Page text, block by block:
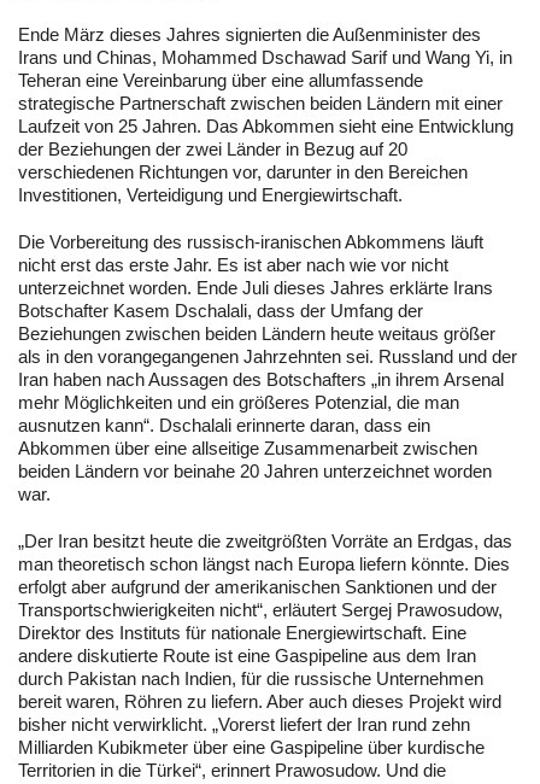
Ende März dieses Jahres signierten die Außenminister des
Irans und Chinas, Mohammed Dschawad Sarif und Wang Yi, in
Teheran eine Vereinbarung über eine allumfassende
strategische Partnerschaft zwischen beiden Ländern mit einer
Laufzeit von 25 Jahren. Das Abkommen sieht eine Entwicklung
der Beziehungen der zwei Länder in Bezug auf 20
verschiedenen Richtungen vor, darunter in den Bereichen
Investitionen, Verteidigung und Energiewirtschaft.
Die Vorbereitung des russisch-iranischen Abkommens läuft
nicht erst das erste Jahr. Es ist aber nach wie vor nicht
unterzeichnet worden. Ende Juli dieses Jahres erklärte Irans
Botschafter Kasem Dschalali, dass der Umfang der
Beziehungen zwischen beiden Ländern heute weitaus größer
als in den vorangegangenen Jahrzehnten sei. Russland und der
Iran haben nach Aussagen des Botschafters „in ihrem Arsenal
mehr Möglichkeiten und ein größeres Potenzial, die man
ausnutzen kann“. Dschalali erinnerte daran, dass ein
Abkommen über eine allseitige Zusammenarbeit zwischen
beiden Ländern vor beinahe 20 Jahren unterzeichnet worden
war.
„Der Iran besitzt heute die zweitgrößten Vorräte an Erdgas, das
man theoretisch schon längst nach Europa liefern könnte. Dies
erfolgt aber aufgrund der amerikanischen Sanktionen und der
Transportschwierigkeiten nicht“, erläutert Sergej Prawosudow,
Direktor des Instituts für nationale Energiewirtschaft. Eine
andere diskutierte Route ist eine Gaspipeline aus dem Iran
durch Pakistan nach Indien, für die russische Unternehmen
bereit waren, Röhren zu liefern. Aber auch dieses Projekt wird
bisher nicht verwirklicht. „Vorerst liefert der Iran rund zehn
Milliarden Kubikmeter über eine Gaspipeline über kurdische
Territorien in die Türkei“, erinnert Prawosudow. Und die